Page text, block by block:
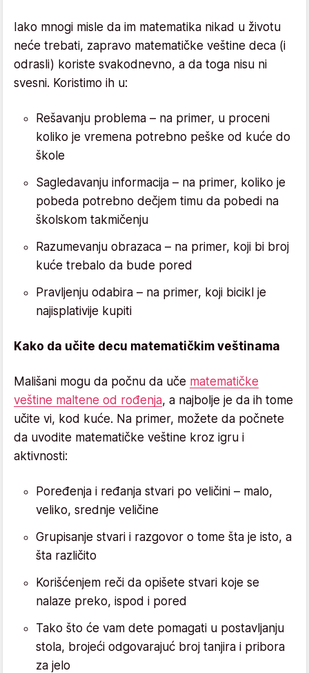
Iako mnogi misle da im matematika nikad u životu
neće trebati, zapravo matematičke veštine deca (i
odrasli) koriste svakodnevno, a da toga nisu ni
svesni. Koristimo ih u:
Rešavanju problema – na primer, u proceni
koliko je vremena potrebno peške od kuće do
škole
Sagledavanju informacija – na primer, koliko je
pobeda potrebno dečjem timu da pobedi na
školskom takmičenju
Razumevanju obrazaca – na primer, koji bi broj
kuće trebalo da bude pored
Pravljenju odabira – na primer, koji bicikl je
najisplativije kupiti
Kako da učite decu matematičkim veštinama
Mališani mogu da počnu da uče matematičke
veštine maltene od rođenja, a najbolje je da ih tome
učite vi, kod kuće. Na primer, možete da počnete
da uvodite matematičke veštine kroz igru i
aktivnosti:
Poređenja i ređanja stvari po veličini – malo,
veliko, srednje veličine
Grupisanje stvari i razgovor o tome šta je isto, a
šta različito
Korišćenjem reči da opišete stvari koje se
nalaze preko, ispod i pored
Tako što će vam dete pomagati u postavljanju
stola, brojeći odgovarajuć broj tanjira i pribora
za jelo